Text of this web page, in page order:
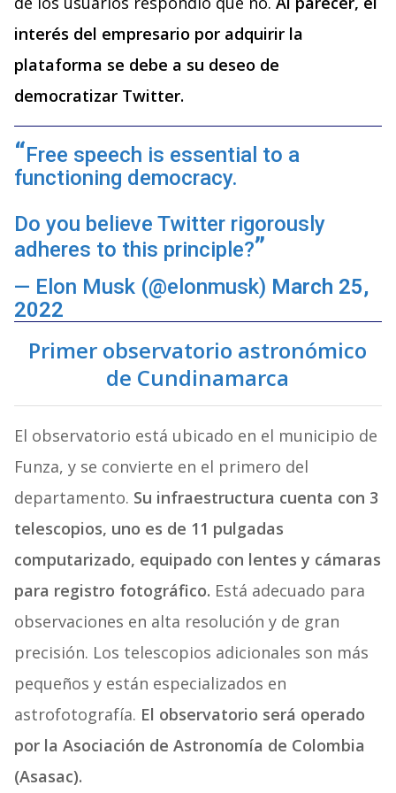
interés del empresario por adquirir la
plataforma se debe a su deseo de
democratizar Twitter.
Free speech is essential to a
functioning democracy.
Do you believe Twitter rigorously
adheres to this principle?
— Elon Musk (@elonmusk) March 25,
2022
Primer observatorio astronómico
de Cundinamarca
El observatorio está ubicado en el municipio de
Funza, y se convierte en el primero del
departamento. Su infraestructura cuenta con 3
telescopios, uno es de 11 pulgadas
computarizado, equipado con lentes y cámaras
para registro fotográfico. Está adecuado para
observaciones en alta resolución y de gran
precisión. Los telescopios adicionales son más
pequeños y están especializados en
astrofotografía. El observatorio será operado
por la Asociación de Astronomía de Colombia
(Asasac).